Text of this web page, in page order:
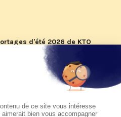
d'été 2026 de KTO
pastorale du pape Léon